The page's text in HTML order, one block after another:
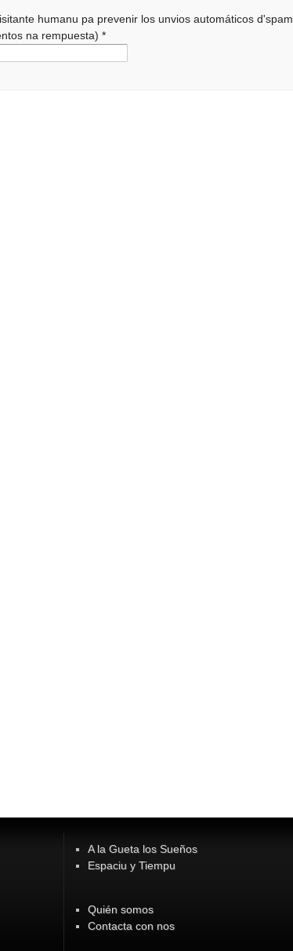
humanu pa prevenir los unvios automáticos d'spam.
na rempuesta)*
A la Gueta los Sueños
Espaciu y Tiempu
Quién somos
Contacta con nos